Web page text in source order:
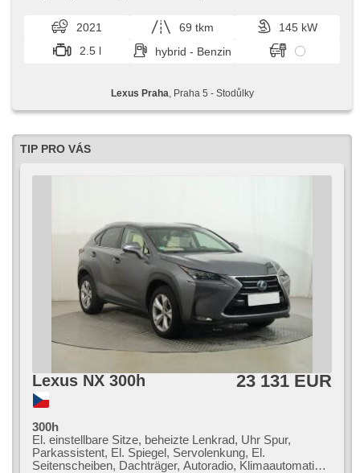
Lederpolsterung, Ledersitze, Adaptive
Geschwindigkeitsregelung, Multifunktionslenkrad,
Servolenkung, Reifendrucksensor, Heck LED Leuchte, El.
Klappspiegel, beheizte Sitze, Scheinwerferwaschanlagen,
Überwachung der Ermüdung des Fahrers, bezklíčové
startování, starten per Taste, bezklíčové odemykání,
svícení, Antrieb 4x4, Automatikgetriebe
2021 69 tkm
145 kW
2.5 l
hybrid - Benzin
Lexus Praha , Praha 5 - Stodůlky
TIP PRO VÁS
Lexus NX 300h 23 131 EUR
300h
El. einstellbare Sitze, beheizte Lenkrad, Uhr Spur,
Parkassistent, El. Spiegel, Servolenkung, El.
Seitenscheiben, Dachträger, Autoradio, Klimaautomatik,